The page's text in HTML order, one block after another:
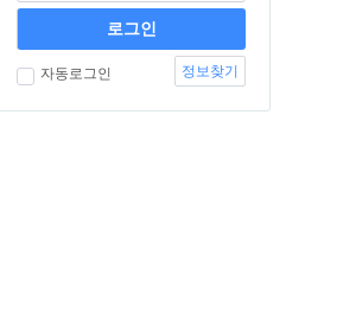
자동로그인 정보찾기